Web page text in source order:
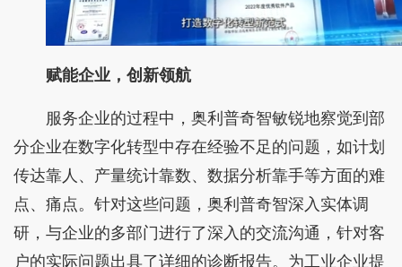
赋能企业，创新领航
服务企业的过程中，奥利普奇智敏锐地察觉到部
分企业在数字化转型中存在经验不足的问题，如计划
传达靠人、产量统计靠数、数据分析靠手等方面的难
点、痛点。针对这些问题，奥利普奇智深入实体调
研，与企业的多部门进行了深入的交流沟通，针对客
户的实际问题出具了详细的诊断报告。为工业企业提